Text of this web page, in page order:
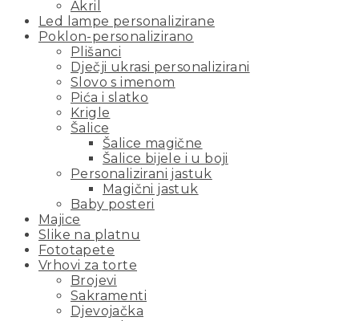
Akril
Led lampe personalizirane
Poklon-personalizirano
Plišanci
Dječji ukrasi personalizirani
Slovo s imenom
Pića i slatko
Krigle
Šalice
Šalice magične
Šalice bijele i u boji
Personalizirani jastuk
Magični jastuk
Baby posteri
Majice
Slike na platnu
Fototapete
Vrhovi za torte
Brojevi
Sakramenti
Djevojačka